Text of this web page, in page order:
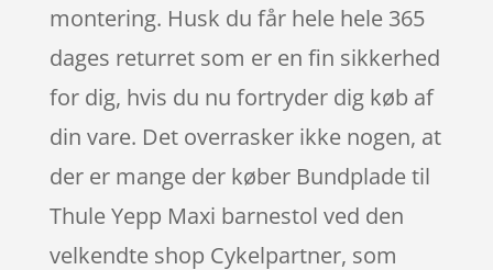
montering. Husk du får hele hele 365
dages returret som er en fin sikkerhed
for dig, hvis du nu fortryder dig køb af
din vare. Det overrasker ikke nogen, at
der er mange der køber Bundplade til
Thule Yepp Maxi barnestol ved den
velkendte shop Cykelpartner, som